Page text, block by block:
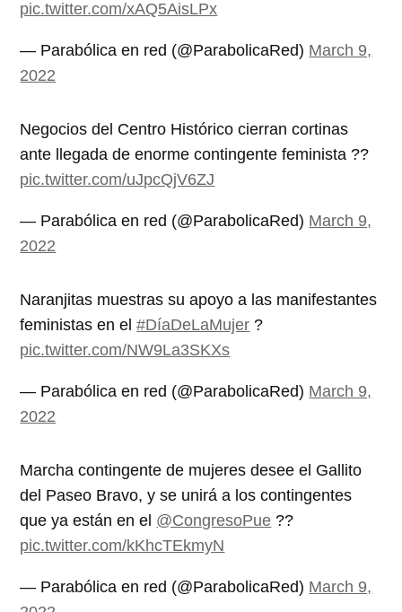
pic.twitter.com/xAQ5AisLPx
— Parabólica en red (@ParabolicaRed) March 9,
2022
Negocios del Centro Histórico cierran cortinas
ante llegada de enorme contingente feminista ??
pic.twitter.com/uJpcQjV6ZJ
— Parabólica en red (@ParabolicaRed) March 9,
2022
Naranjitas muestras su apoyo a las manifestantes
feministas en el#DíaDeLaMujer ?
pic.twitter.com/NW9La3SKXs
— Parabólica en red (@ParabolicaRed) March 9,
2022
Marcha contingente de mujeres desee el Gallito
del Paseo Bravo, y se unirá a los contingentes
que ya están en el @CongresoPue ??
pic.twitter.com/kKhcTEkmyN
— Parabólica en red (@ParabolicaRed) March 9,